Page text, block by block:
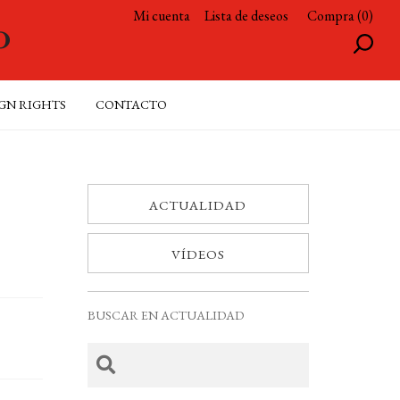
Mi cuenta Lista de deseos Compra (0)
RIGHTS CONTACTO
ACTUALIDAD
VÍDEOS
BUSCAR EN ACTUALIDAD